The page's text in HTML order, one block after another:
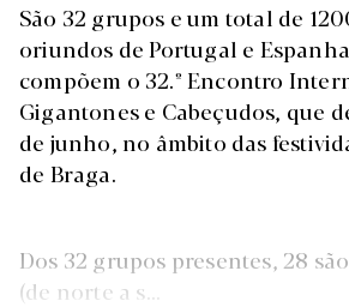
São 32 grupos e um total de
oriundos de Portugal e
compõem o 32.º Encontro
Gigantones e Cabeçudos, que
de junho, no âmbito das
de Braga.
Dos 32 grupos presentes, 28
(de norte a s...